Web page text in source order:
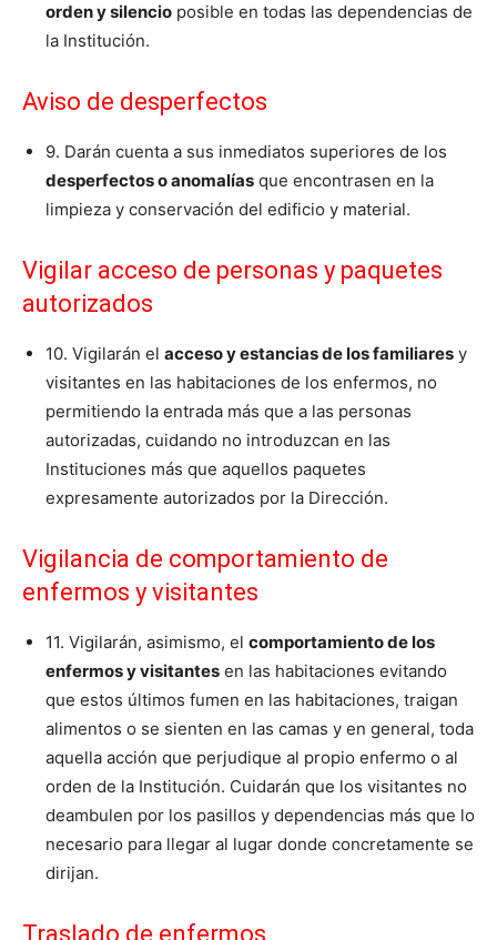
orden y silencio posible en todas las dependencias de
la Institución.
Aviso de desperfectos
9. Darán cuenta a sus inmediatos superiores de los
desperfectos o anomalías que encontrasen en la
limpieza y conservación del edificio y material.
Vigilar acceso de personas y paquetes
autorizados
10. Vigilarán el acceso y estancias de los familiares y
visitantes en las habitaciones de los enfermos, no
permitiendo la entrada más que a las personas
autorizadas, cuidando no introduzcan en las
Instituciones más que aquellos paquetes
expresamente autorizados por la Dirección.
Vigilancia de comportamiento de
enfermos y visitantes
11. Vigilarán, asimismo, el comportamiento de los
enfermos y visitantes en las habitaciones evitando
que estos últimos fumen en las habitaciones, traigan
alimentos o se sienten en las camas y en general, toda
aquella acción que perjudique al propio enfermo o al
orden de la Institución. Cuidarán que los visitantes no
deambulen por los pasillos y dependencias más que lo
necesario para llegar al lugar donde concretamente se
dirijan.
Traslado de enfermos